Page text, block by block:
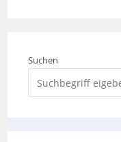
Suchen